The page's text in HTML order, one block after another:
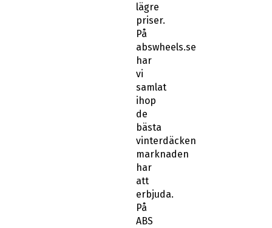
lägre
priser.
På
abswheels.se
har
vi
samlat
ihop
de
bästa
vinterdäcken
marknaden
har
att
erbjuda.
På
ABS